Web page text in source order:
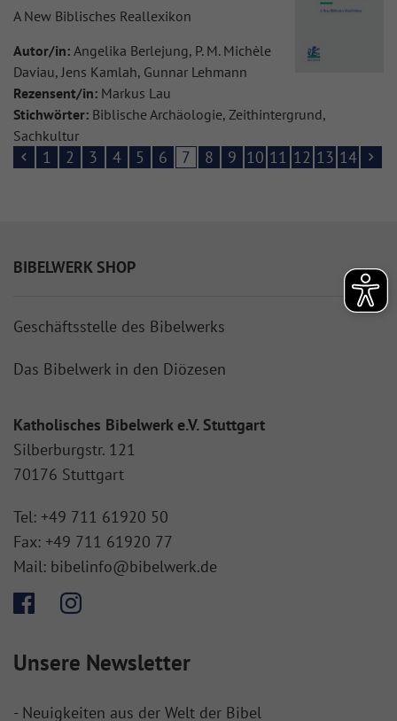
A New Biblisches Reallexikon
Autor/in: Angelika Berlejung, P. M. Michèle
Daviau, Jens Kamlah, Gunnar Lehmann
Rezensent/in: Markus Lau
Stichwörter: Biblische Archäologie, Zeithintergrund,
Sachkultur
1 2 3 4 5 6 7 8 9 10 11 12 13 14
BIBELWERK SHOP
Geschäftsstelle des Bibelwerks
Das Bibelwerk in den Diözesen
Katholisches Bibelwerk e.V. Stuttgart
Silberburgstr. 121
70176 Stuttgart
Tel: +49 711 61920 50
Fax: +49 711 61920 77
Mail: bibelinfo@bibelwerk.de
Unsere Newsletter
- Neuigkeiten aus der Welt der Bibel